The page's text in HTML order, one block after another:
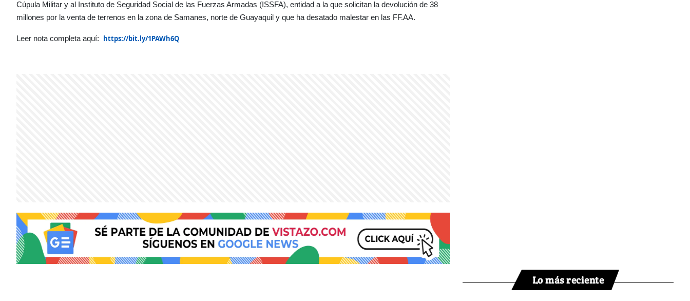
Cúpula Militar y al Instituto de Seguridad Social de las Fuerzas Armadas (ISSFA), entidad a la que solicitan la devolución de 38
millones por la venta de terrenos en la zona de Samanes, norte de Guayaquil y que ha desatado malestar en las FF.AA.
Leer nota completa aquí: https://bit.ly/1PAWh6Q
Lo más reciente